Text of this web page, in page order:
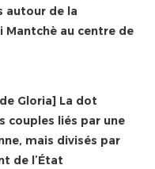
autour de la
Mantchè au centre de
Gloria] La dot
couples liés par une
mais divisés par
de l’État